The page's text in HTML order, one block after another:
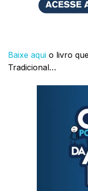
Baixe aqui o livro
Tradicional…